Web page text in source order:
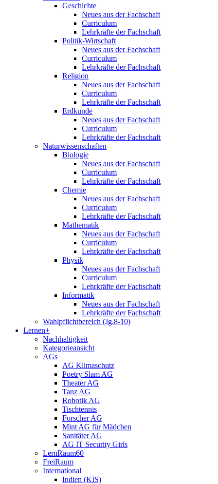
Geschichte
Neues aus der Fachschaft
Curriculum
Lehrkräfte der Fachschaft
Politik-Wirtschaft
Neues aus der Fachschaft
Curriculum
Lehrkräfte der Fachschaft
Religion
Neues aus der Fachschaft
Curriculum
Lehrkräfte der Fachschaft
Erdkunde
Neues aus der Fachschaft
Curriculum
Lehrkräfte der Fachschaft
Naturwissenschaften
Biologie
Neues aus der Fachschaft
Curriculum
Lehrkräfte der Fachschaft
Chemie
Neues aus der Fachschaft
Curriculum
Lehrkräfte der Fachschaft
Mathematik
Neues aus der Fachschaft
Curriculum
Lehrkräfte der Fachschaft
Physik
Neues aus der Fachschaft
Curriculum
Lehrkräfte der Fachschaft
Informatik
Neues aus der Fachschaft
Lehrkräfte der Fachschaft
Wahlpflichtbereich (Jg.8-10)
Lernen+
Nachhaltigkeit
Kategorieansicht
AGs
AG Klimaschutz
Poetry Slam AG
Theater AG
Tanz AG
Robotik AG
Tischtennis
Forscher AG
Mint AG für Mädchen
Sanitäter AG
AG IT Security Girls
LernRaum60
FreiRaum
International
Indien (KIS)